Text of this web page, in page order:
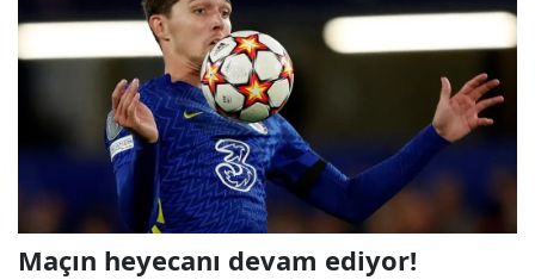
Maçın heyecanı devam ediyor!